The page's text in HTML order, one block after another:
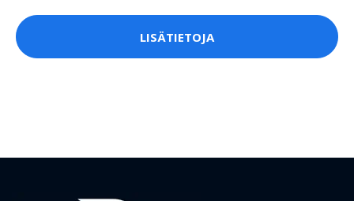
LISÄTIETOJA